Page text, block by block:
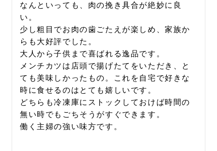
なんといっても、肉の挽き具合が絶妙に良
い。
少し粗目でお肉の歯ごたえが楽しめ、家族か
らも大好評でした。
大人から子供まで喜ばれる逸品です。
メンチカツは店頭で揚げたてをいただき、と
ても美味しかったもの。これを自宅で好きな
時に食せるのはとても嬉しいです。
どちらも冷凍庫にストックしておけば時間の
無い時でもごちそうがすぐできます。
働く主婦の強い味方です。